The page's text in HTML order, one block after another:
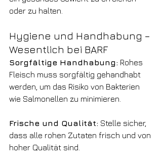
oder zu halten.
Hygiene und Handhabung –
Wesentlich bei BARF
Sorgfältige Handhabung: Rohes
Fleisch muss sorgfältig gehandhabt
werden, um das Risiko von Bakterien
wie Salmonellen zu minimieren.
Frische und Qualität: Stelle sicher,
dass alle rohen Zutaten frisch und von
hoher Qualität sind.